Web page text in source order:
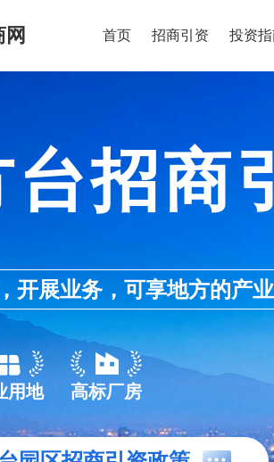
首页 招商引资 投资
台招商
开展业务，可享地方的产
用地 高标厂房